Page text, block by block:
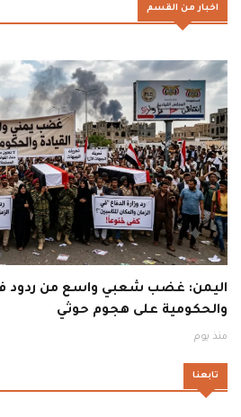
اخبار من القسم
اليمن: غضب شعبي واسع من ردود
والحكومية على هجوم حوثي
منذ يوم
تابعنا